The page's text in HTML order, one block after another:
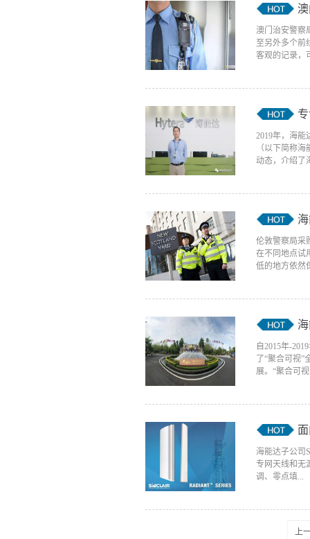
澳门治安警察
至另外多个前
客观的记录，
2019年，海
（以下简称
动态，介绍了
伦敦警察局采
在不同地点试
低的地方依然
自2015年-
了“聚合可视
展。“聚合可
海能达子公司
专网天线和无
调、零点填...
上